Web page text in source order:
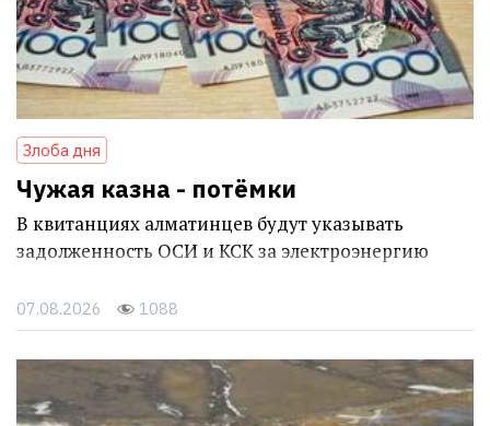
Злоба дня
Чужая казна - потёмки
В квитанциях алматинцев будут указывать
задолженность ОСИ и КСК за электроэнергию
07.08.2026 1088